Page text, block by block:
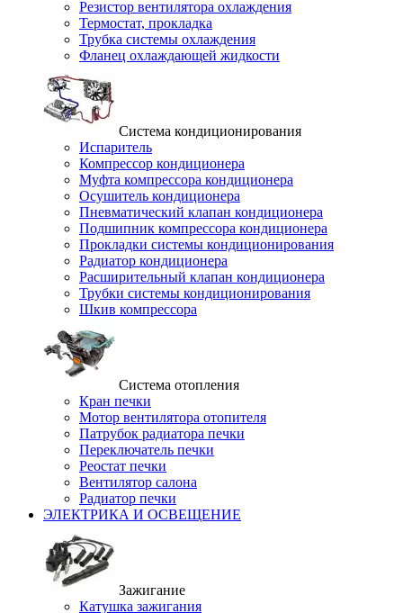
Резистор вентилятора охлаждения
Термостат, прокладка
Трубка системы охлаждения
Фланец охлаждающей жидкости
Система кондиционирования
Испаритель
Компрессор кондиционера
Муфта компрессора кондиционера
Осушитель кондиционера
Пневматический клапан кондиционера
Подшипник компрессора кондиционера
Прокладки системы кондиционирования
Радиатор кондиционера
Расширительный клапан кондиционера
Трубки системы кондиционирования
Шкив компрессора
Система отопления
Кран печки
Мотор вентилятора отопителя
Патрубок радиатора печки
Переключатель печки
Реостат печки
Вентилятор салона
Радиатор печки
ЭЛЕКТРИКА И ОСВЕЩЕНИЕ
Зажигание
Катушка зажигания